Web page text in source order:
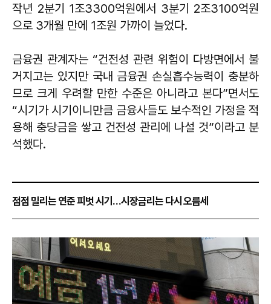
작년 2분기 1조3300억원에서 3분기 2조3100억원
으로 3개월 만에 1조원 가까이 늘었다.
금융권 관계자는 “건전성 관련 위험이 다방면에서 불
거지고는 있지만 국내 금융권 손실흡수능력이 충분하
므로 크게 우려할 만한 수준은 아니라고 본다”면서도
“시기가 시기이니만큼 금융사들도 보수적인 가정을 적
용해 충당금을 쌓고 건전성 관리에 나설 것”이라고 분
석했다.
점점 밀리는 연준 피벗 시기…시장금리는 다시 오름세